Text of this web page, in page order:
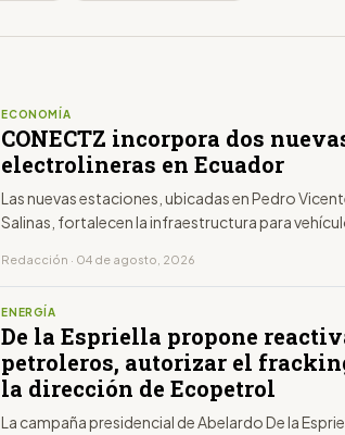
ECONOMÍA
CONECTZ incorpora dos
electrolineras en Ecuador
Las nuevas estaciones, ubicadas en Pedro
Salinas, fortalecen la infraestructura para
Redacción · 04 de agosto, 2026
ENERGÍA
De la Espriella propone
petroleros, autorizar el
la dirección de Ecopetrol
La campaña presidencial de Abelardo De la